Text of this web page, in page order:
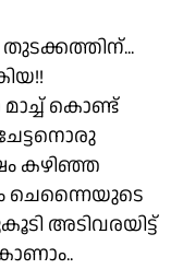
കൊണ്ട്
കഴിഞ്ഞ
ചെന്നൈയുടെ
അടിവരയിട്ട്